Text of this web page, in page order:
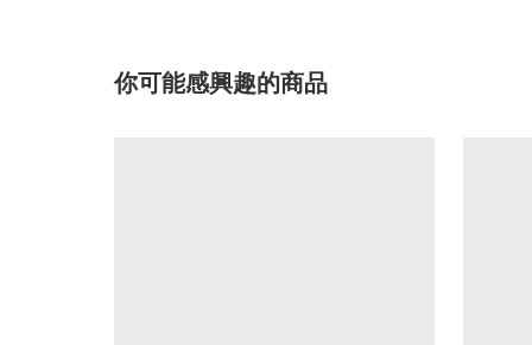
你可能感興趣的商品